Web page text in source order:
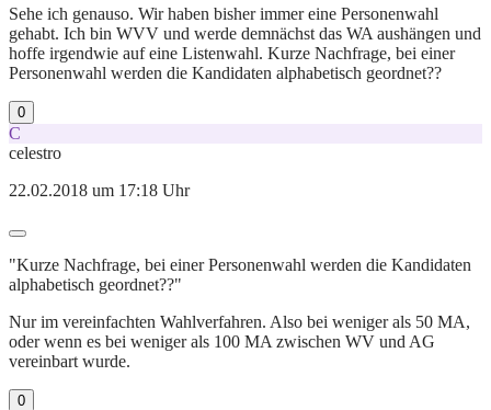
Sehe ich genauso. Wir haben bisher immer eine Personenwahl
gehabt. Ich bin WVV und werde demnächst das WA aushängen und
hoffe irgendwie auf eine Listenwahl. Kurze Nachfrage, bei einer
Personenwahl werden die Kandidaten alphabetisch geordnet??
0
C
celestro
22.02.2018 um 17:18 Uhr
"Kurze Nachfrage, bei einer Personenwahl werden die Kandidaten
alphabetisch geordnet??"
Nur im vereinfachten Wahlverfahren. Also bei weniger als 50 MA,
oder wenn es bei weniger als 100 MA zwischen WV und AG
vereinbart wurde.
0